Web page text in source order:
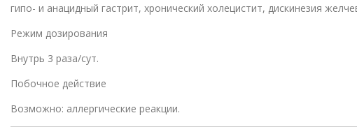
гипо- и анацидный гастрит, хронический холецистит, дискинезия
Режим дозирования
Внутрь 3 раза/сут.
Побочное действие
Возможно: аллергические реакции.